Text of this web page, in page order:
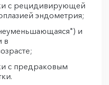
с рецидивирующей
эндометрия;
и
в
с предраковым